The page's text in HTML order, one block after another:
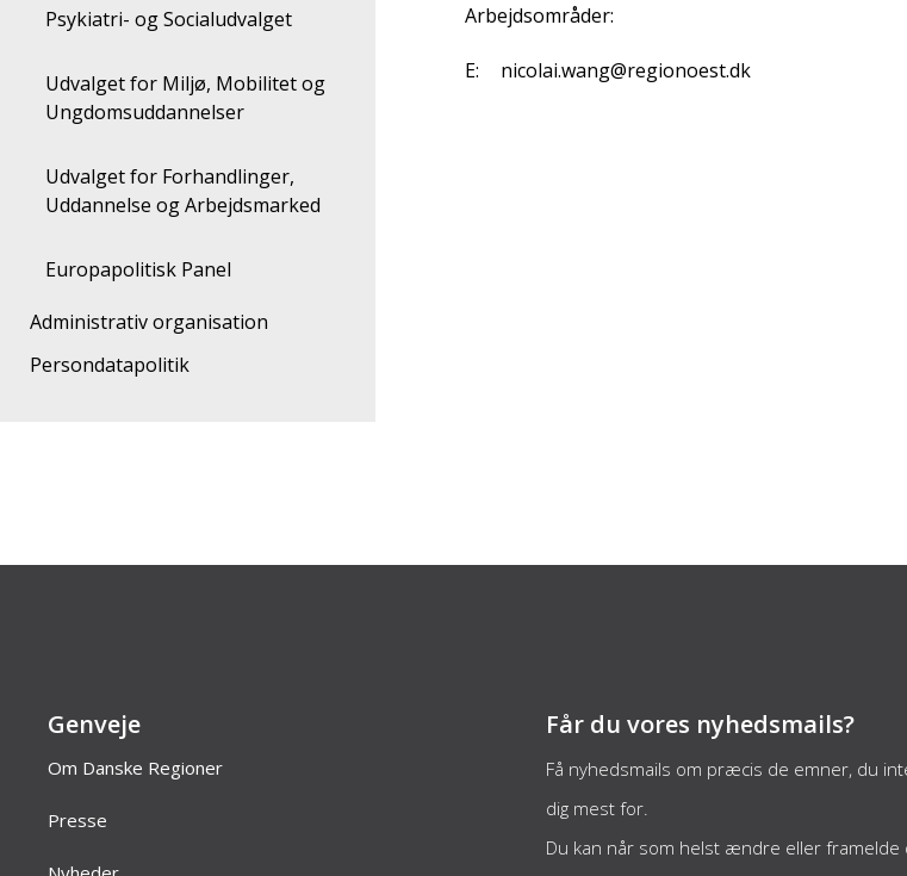
Psykiatri- og Socialudvalget
Udvalget for Miljø, Mobilitet og
Ungdomsuddannelser
Udvalget for Forhandlinger,
Uddannelse og Arbejdsmarked
Europapolitisk Panel
Administrativ organisation
Persondatapolitik
Arbejdsområder:
E: nicolai.wang@regionoest.dk
Genveje
Om Danske Regioner
Presse
Får du vores nyhedsmails?
Få nyhedsmails om præcis de emner, du
dig mest for.
Du kan når som helst ændre eller framelde